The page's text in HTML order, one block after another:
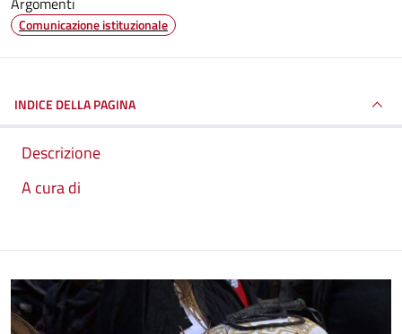
Comunicazione istituzionale
INDICE DELLA PAGINA
Descrizione
A cura di